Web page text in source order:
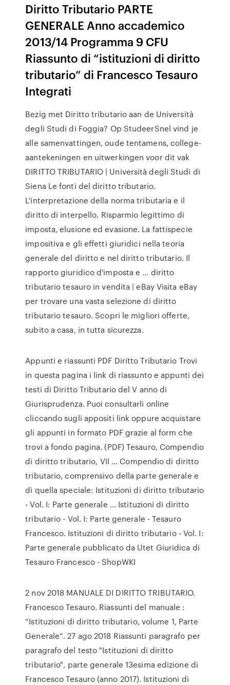
Diritto Tributario PARTE
GENERALE Anno accademico
2013/14 Programma 9 CFU
Riassunto di “istituzioni di diritto
tributario” di Francesco Tesauro
Integrati
Bezig met Diritto tributario aan de Università
degli Studi di Foggia? Op StudeerSnel vind je
alle samenvattingen, oude tentamens, college-
aantekeningen en uitwerkingen voor dit vak
DIRITTO TRIBUTARIO | Università degli Studi di
Siena Le fonti del diritto tributario.
L'interpretazione della norma tributaria e il
diritto di interpello. Risparmio legittimo di
imposta, elusione ed evasione. La fattispecie
impositiva e gli effetti giuridici nella teoria
generale del diritto e nel diritto tributario. Il
rapporto giuridico d'imposta e … diritto
tributario tesauro in vendita | eBay Visita eBay
per trovare una vasta selezione di diritto
tributario tesauro. Scopri le migliori offerte,
subito a casa, in tutta sicurezza.
Appunti e riassunti PDF Diritto Tributario Trovi
in questa pagina i link di riassunto e appunti dei
testi di Diritto Tributario del V anno di
Giurisprudenza. Puoi consultarli online
cliccando sugli appositi link oppure acquistare
gli appunti in formato PDF grazie al form che
trovi a fondo pagina. (PDF) Tesauro, Compendio
di diritto tributario, VII ... Compendio di diritto
tributario, comprensivo della parte generale e
di quella speciale: Istituzioni di diritto tributario
- Vol. I: Parte generale ... Istituzioni di diritto
tributario - Vol. I: Parte generale - Tesauro
Francesco. Istituzioni di diritto tributario - Vol. I:
Parte generale pubblicato da Utet Giuridica di
Tesauro Francesco - ShopWKI
2 nov 2018 MANUALE DI DIRITTO TRIBUTARIO.
Francesco Tesauro. Riassunti del manuale :
“Istituzioni di diritto tributario, volume 1, Parte
Generale”. 27 ago 2018 Riassunti paragrafo per
paragrafo del testo "Istituzioni di diritto
tributario", parte generale 13esima edizione di
Francesco Tesauro (anno 2017). Istituzioni di